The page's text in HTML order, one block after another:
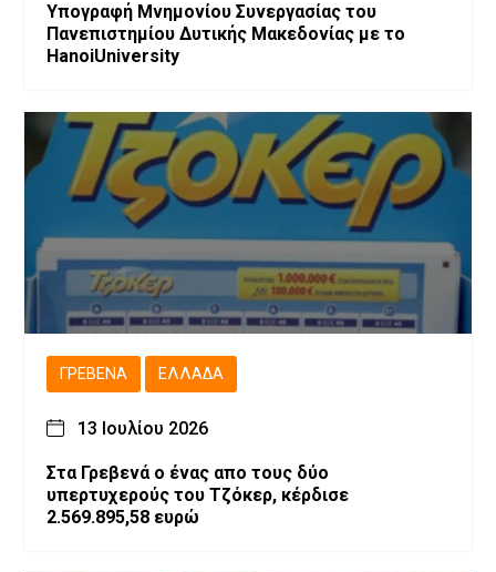
Υπογραφή Μνημονίου Συνεργασίας του
Πανεπιστημίου Δυτικής Μακεδονίας με το
HanoiUniversity
ΓΡΕΒΕΝΆ ΕΛΛΆΔΑ
13 Ιουλίου 2026
Στα Γρεβενά ο ένας απο τους δύο
υπερτυχερούς του Τζόκερ, κέρδισε
2.569.895,58 ευρώ